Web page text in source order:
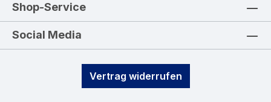
Shop-Service
Social Media
Vertrag widerrufen